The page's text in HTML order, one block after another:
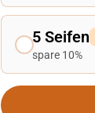
5 Seifen
spare 10%